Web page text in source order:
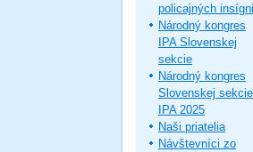
policajných
Národný kongres
IPA Slovenskej
sekcie
Národný kongres
Slovenskej sekcie
IPA 2025
Naši priatelia
Návštevníci zo